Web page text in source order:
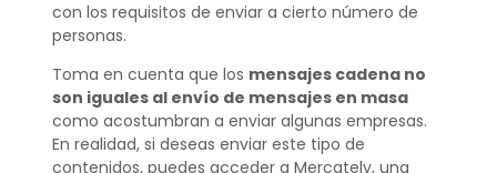
con los requisitos de enviar a cierto número de
personas.
Toma en cuenta que los mensajes cadena no
son iguales al envío de mensajes en masa
como acostumbran a enviar algunas empresas.
En realidad, si deseas enviar este tipo de
contenidos, puedes acceder a Mercately, una